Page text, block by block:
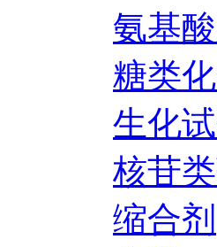
氨基
糖类
生化
核苷
缩合剂